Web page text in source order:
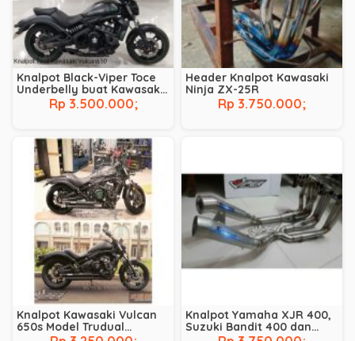
Knalpot Black-Viper Toce
Underbelly buat Kawasaki
Vulcan 650s
Rp 3.500.000;
Header Knalpot Kawasaki
Ninja ZX-25R
Rp 3.750.000;
Knalpot Kawasaki Vulcan
650s Model Trudual
Knalpot Yamaha XJR 400,
Suzuki Bandit 400 dan